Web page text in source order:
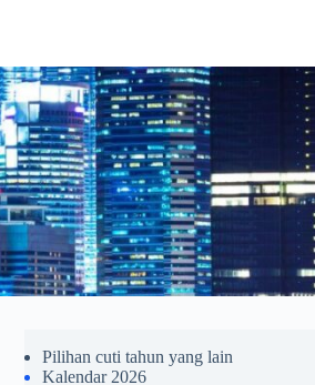
Pilihan cuti tahun yang lain
Kalendar 2026